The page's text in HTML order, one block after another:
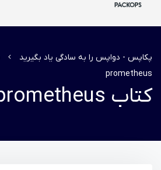
پکاپس - دواپس را به سادگی یاد بگیرید
prometheus
کتاب prometheus